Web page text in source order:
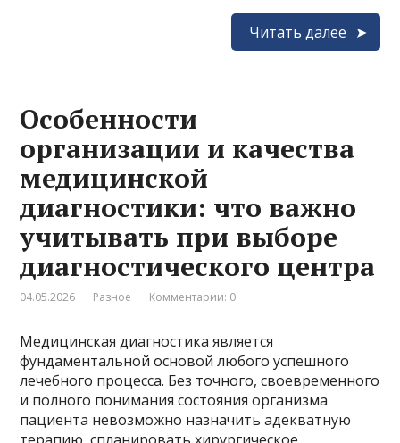
Читать далее
Особенности
организации и качества
медицинской
диагностики: что важно
учитывать при выборе
диагностического центра
04.05.2026 Разное Комментарии: 0
Медицинская диагностика является
фундаментальной основой любого успешного
лечебного процесса. Без точного, своевременного
и полного понимания состояния организма
пациента невозможно назначить адекватную